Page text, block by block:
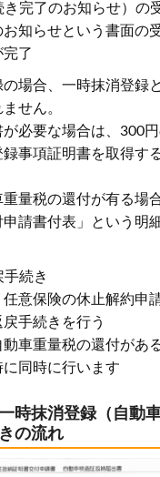
き完了のお知らせ）の
知らせという書面の
完了
場合、一時抹消登録
せん。
が必要な場合は、300
事項証明書を取得す
重量税の還付が有る場
請書付表」という明
続き
任意保険の休止解約申
手続きを行う
動車重量税の還付があ
同時に行います
時抹消登録（自動
の流れ